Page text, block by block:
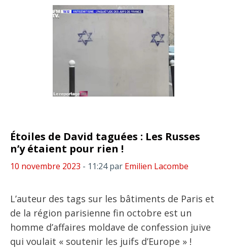
Étoiles de David taguées : Les Russes
n’y étaient pour rien !
10 novembre 2023 - 11:24 par Emilien Lacombe
L’auteur des tags sur les bâtiments de Paris et
de la région parisienne fin octobre est un
homme d’affaires moldave de confession juive
qui voulait « soutenir les juifs d’Europe » !